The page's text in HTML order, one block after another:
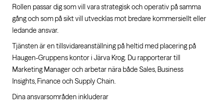
Rollen passar dig som vill vara strategisk och operativ på samma
gång och som på sikt vill utvecklas mot bredare kommersiellt eller
ledande ansvar.
Tjänsten är en tillsvidareanställning på heltid med placering på
Haugen-Gruppens kontor i Järva Krog. Du rapporterar till
Marketing Manager och arbetar nära både Sales, Business
Insights, Finance och Supply Chain.
Dina ansvarsområden inkluderar